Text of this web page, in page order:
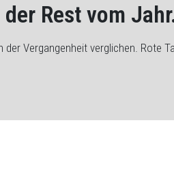
Rest vom
der Vergangenheit verglichen. Rote